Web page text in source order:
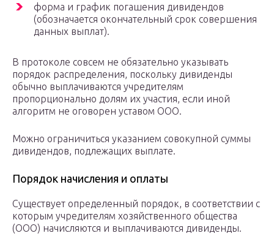
форма и график погашения дивидендов
(обозначается окончательный срок совершения
данных выплат).
В протоколе совсем не обязательно указывать
порядок распределения, поскольку дивиденды
обычно выплачиваются учредителям
пропорционально долям их участия, если иной
алгоритм не оговорен уставом ООО.
Можно ограничиться указанием совокупной суммы
дивидендов, подлежащих выплате.
Порядок начисления и оплаты
Существует определенный порядок, в соответствии с
которым учредителям хозяйственного общества
(ООО) начисляются и выплачиваются дивиденды.